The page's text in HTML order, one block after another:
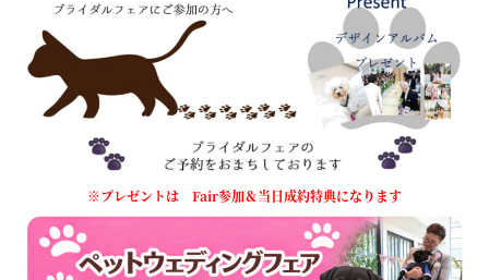
※プレゼントは Fair参加＆当日成約特典になります